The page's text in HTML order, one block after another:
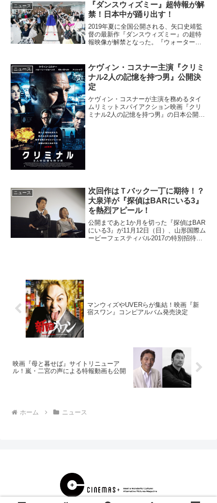
なった笹本紗和(上...
ニュース
『ダンスウィズミー』超特報が解
禁！日本中が踊り出す！
2019年夏に全国公開される、矢口史靖監
督の最新作『ダンスウィズミー』の超特
報映像が解禁となった。『ウォーターボ
女を、『ハッピーフライト』では航空会
社で働く人々を主役に...
ニュース
ケヴィン・コスナー主演『クリミ
ナル2人の記憶を持つ男』公開決
定
ケヴィン・コスナーが主演を務めるタイ
ムリミットスパイアクション映画『クリ
ミナル2人の記憶を持つ男』の日本公開が
ニュース
次回作はＴバック一丁に期待！？
大泉洋が『探偵はBARにいる3』
を熱烈アピール！
公開まであと1か月を切った『探偵はBAR
にいる3』が11月12日（日）、山形国際ム
ービーフェスティバル2017の特別招待作
マンウィズやUVERらが集結！映画『新
宿スワン』コンピアルバム発売決定
映画『母と暮せば』サイトリニューア
ル！嵐・二宮の声による特報動画も公開
ホーム ニュース